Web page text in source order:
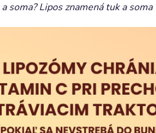
soma? Lipos znamená tuk a soma